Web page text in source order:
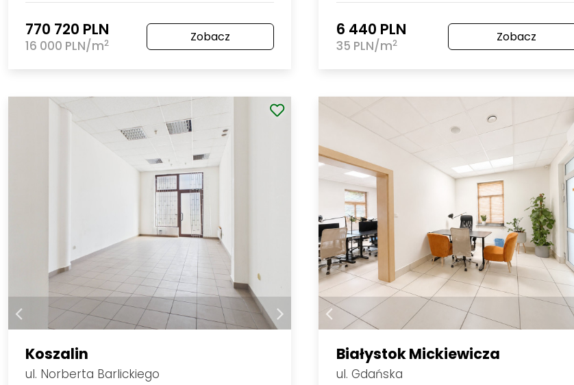
770 720 PLN
16 000 PLN/m2 Zobacz 6 440 PLN
35 PLN/m2 Zobacz
Koszalin
ul. Norberta Barlickiego
Białystok Mickiewicza
ul. Gdańska